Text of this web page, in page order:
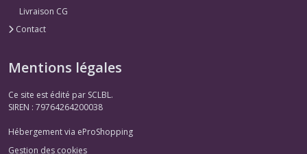
Livraison CG
Contact
Mentions légales
Ce site est édité par SCLBL.
SIREN : 79764264200038
Hébergement via eProShopping
Gestion des cookies